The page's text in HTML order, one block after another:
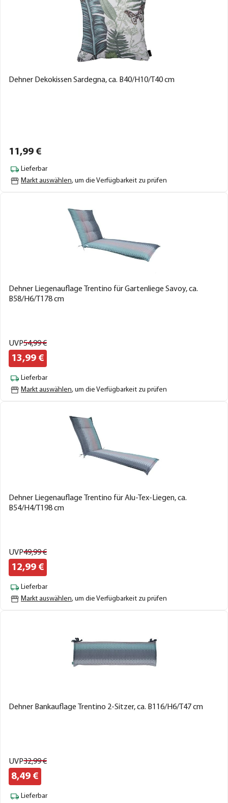
Dehner Dekokissen Sardegna, ca. B40/H10/T40 cm
11,99 €
Lieferbar
Markt auswählen, um die Verfügbarkeit zu prüfen
Dehner Liegenauflage Trentino für Gartenliege Savoy, ca.
B58/H6/T178 cm
UVP54,99€
13,99 €
Lieferbar
Markt auswählen, um die Verfügbarkeit zu prüfen
Dehner Liegenauflage Trentino für Alu-Tex-Liegen, ca.
B54/H4/T198 cm
UVP49,99€
12,99 €
Lieferbar
Markt auswählen, um die Verfügbarkeit zu prüfen
Dehner Bankauflage Trentino 2-Sitzer, ca. B116/H6/T47 cm
UVP32,99€
8,49 €
Lieferbar